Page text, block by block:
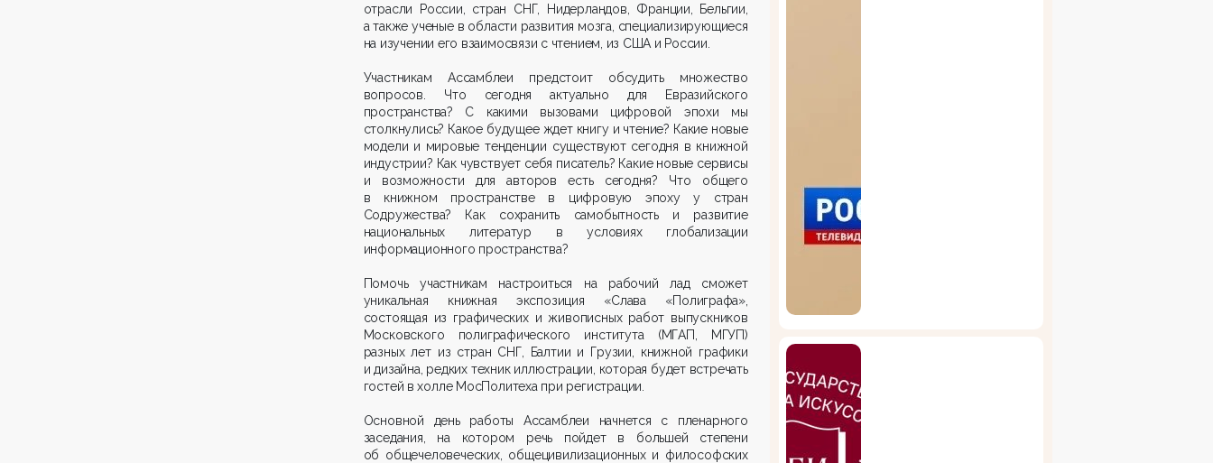
отрасли России, стран СНГ, Нидерландов, Франции, Бельгии,
а также ученые в области развития мозга, специализирующиеся
на изучении его взаимосвязи с чтением, из США и России.
Участникам Ассамблеи предстоит обсудить множество
вопросов. Что сегодня актуально для Евразийского
пространства? С какими вызовами цифровой эпохи мы
столкнулись? Какое будущее ждет книгу и чтение? Какие новые
модели и мировые тенденции существуют сегодня в книжной
индустрии? Как чувствует себя писатель? Какие новые сервисы
и возможности для авторов есть сегодня? Что общего
в книжном пространстве в цифровую эпоху у стран
Содружества? Как сохранить самобытность и развитие
национальных литератур в условиях глобализации
информационного пространства?
Помочь участникам настроиться на рабочий лад сможет
уникальная книжная экспозиция «Слава «Полиграфа»,
состоящая из графических и живописных работ выпускников
Московского полиграфического института (МГАП, МГУП)
разных лет из стран СНГ, Балтии и Грузии, книжной графики
и дизайна, редких техник иллюстрации, которая будет встречать
гостей в холле МосПолитеха при регистрации.
Основной день работы Ассамблеи начнется с пленарного
заседания, на котором речь пойдет в большей степени
об общечеловеческих, общецивилизационных и философских